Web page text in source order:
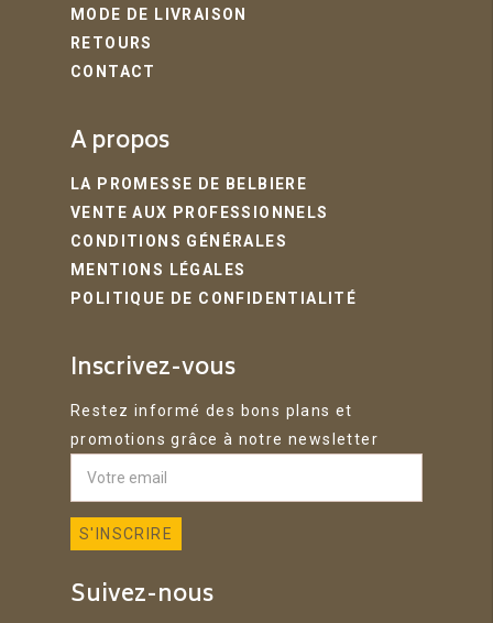
MODE DE LIVRAISON
RETOURS
CONTACT
A propos
LA PROMESSE DE BELBIERE
VENTE AUX PROFESSIONNELS
CONDITIONS GÉNÉRALES
MENTIONS LÉGALES
POLITIQUE DE CONFIDENTIALITÉ
Inscrivez-vous
Restez informé des bons plans et
promotions grâce à notre newsletter
Suivez-nous